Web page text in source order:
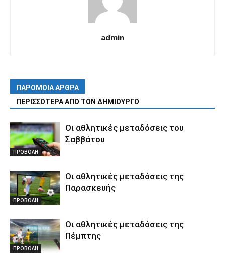
admin
ΠΑΡΟΜΟΙΑ ΑΡΘΡΑ
ΠΕΡΙΣΣΟΤΕΡΑ ΑΠΟ ΤΟΝ ΔΗΜΙΟΥΡΓΟ
ΠΡΟΒΟΛΗ
Οι αθλητικές μεταδόσεις του
Σαββάτου
ΠΡΟΒΟΛΗ
Οι αθλητικές μεταδόσεις της
Παρασκευής
ΠΡΟΒΟΛΗ
Οι αθλητικές μεταδόσεις της
Πέμπτης